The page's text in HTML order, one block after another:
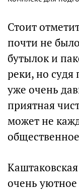
Стоит
почти не
бутылок и
реки, но судя
уже очень
приятная
может не
очень уютное